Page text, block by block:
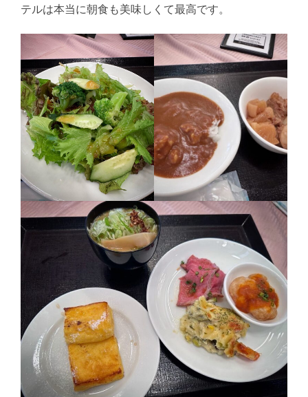
テルは本当に朝食も美味しくて最高です。